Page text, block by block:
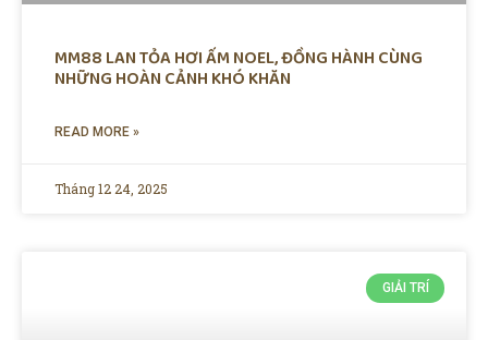
MM88 LAN TỎA HƠI ẤM NOEL, ĐỒNG HÀNH CÙNG
NHỮNG HOÀN CẢNH KHÓ KHĂN
READ MORE »
Tháng 12 24, 2025
GIẢI TRÍ